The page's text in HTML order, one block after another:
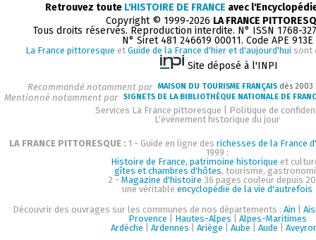
Retrouvez toute L'HISTOIRE DE FRANCE avec
Copyright © 1999-2026 LA FRANCE
Tous droits réservés. Reproduction interdite. N° ISSN 1768-
N° Siret 481 246619 00011. Code APE 913E
La France pittoresque et Guide de la France d'hier et d'aujourd'hui sont
Site déposé à l'INPI
Recommandé notamment par MAISON DU TOURISME FRANÇAIS dès
Mentionné notamment par SIGNETS DE LA BIBLIOTHÈQUE NATIONALE DE
Services La France pittoresque
Politique de
L'événement historique du jour
LA FRANCE PITTORESQUE : 1 - Guide en ligne des richesses de la France
1999 :
Histoire de France, patrimoine historique et
gîtes et chambres d'hôtes, tourisme,
2 - Magazine d'histoire 36 pages couleur depuis
une véritable encyclopédie de la vie d'autrefois
Découvrir des ouvrages sur les communes de nos départements : Ain
Provence
Hautes-Alpes
Alpes-Maritimes
Ardèche
Ardennes Ariège Aube Aude